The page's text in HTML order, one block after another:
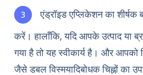
एंड्रॉइड एप्लिकेशन का
करें। हालाँकि, यदि आपके उत्पाद या
गया है तो यह स्वीकार्य है। और आपको
जैसे डबल विस्मयादिबोधक चिह्नों का